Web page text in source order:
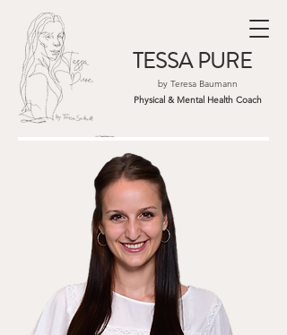
by Teresa Baumann
Physical & Mental Health Coach
TESSA PURE